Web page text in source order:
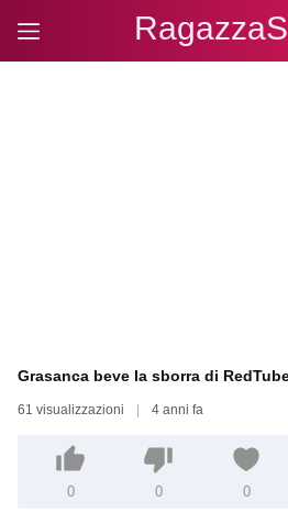
Grasanca beve la sborra di
61 visualizzazioni 4 anni fa
0 0 0